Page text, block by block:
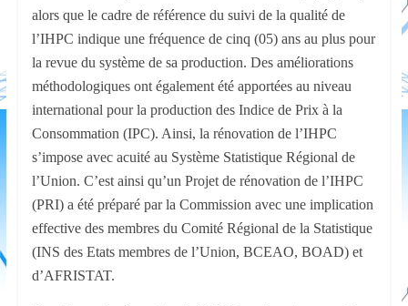
alors que le cadre de référence du suivi de la qualité de
l’IHPC indique une fréquence de cinq (05) ans au plus pour
la revue du système de sa production. Des améliorations
méthodologiques ont également été apportées au niveau
international pour la production des Indice de Prix à la
Consommation (IPC). Ainsi, la rénovation de l’IHPC
s’impose avec acuité au Système Statistique Régional de
l’Union. C’est ainsi qu’un Projet de rénovation de l’IHPC
(PRI) a été préparé par la Commission avec une implication
effective des membres du Comité Régional de la Statistique
(INS des Etats membres de l’Union, BCEAO, BOAD) et
d’AFRISTAT.